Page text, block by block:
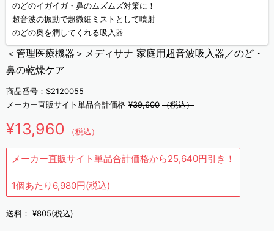
のどのイガイガ・鼻のムズムズ対策に！
超音波の振動で超微細ミストとして噴射
のどの奥を潤してくれる吸入器
＜管理医療機器＞メディサナ 家庭用超音波吸入器／のど・
鼻の乾燥ケア
商品番号：S2120055
メーカー直販サイト単品合計価格 ¥39,600 （税込）
¥13,960 （税込）
メーカー直販サイト単品合計価格から25,640円引き！
1個あたり6,980円(税込)
送料： ¥805(税込)